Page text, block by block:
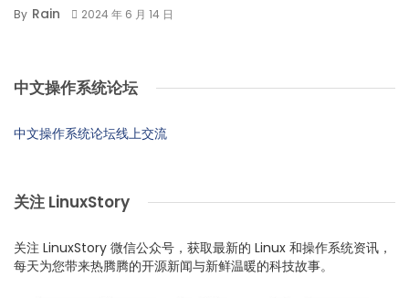
By Rain 2024 年 6 月 14 日
中文操作系统论坛
中文操作系统论坛线上交流
关注 LinuxStory
关注 LinuxStory 微信公众号，获取最新的 Linux 和操作系统资讯，
每天为您带来热腾腾的开源新闻与新鲜温暖的科技故事。